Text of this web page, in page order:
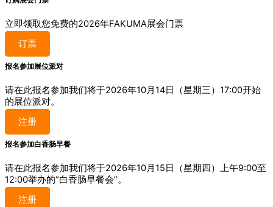
立即领取您免费的2026年FAKUMA展会门票
订票
报名参加展位派对
请在此报名参加我们将于2026年10月14日（星期三）17:00开始
的展位派对。
注册
报名参加白香肠早餐
请在此报名参加我们将于2026年10月15日（星期四）上午9:00至
12:00举办的“白香肠早餐会”。
注册